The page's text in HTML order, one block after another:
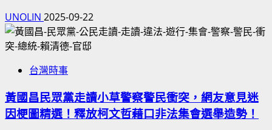
UNOLIN 2025-09-22
台灣時事
黃國昌民眾黨走讀小草警察警民衝突，網友意見迷
因梗圖精選！釋放柯文哲藉口非法集會選舉造勢！